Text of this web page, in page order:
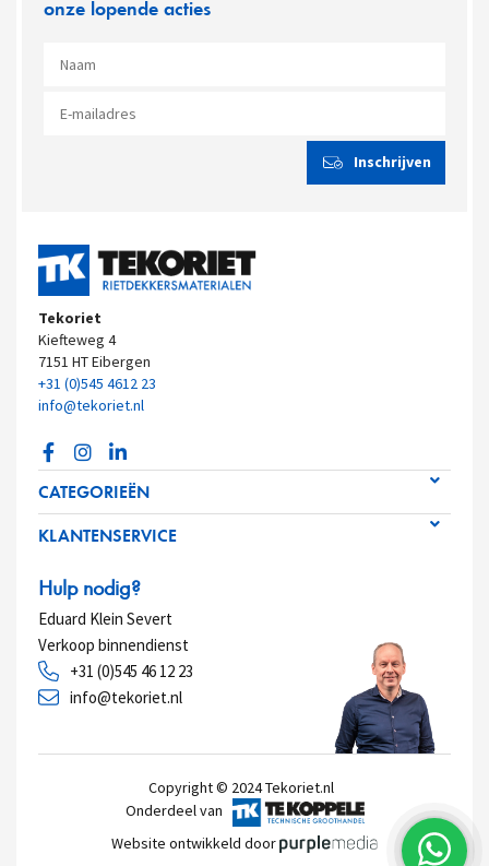
onze lopende acties
Tekoriet
Kiefteweg 4
7151 HT Eibergen
+31 (0)545 4612 23
info@tekoriet.nl
CATEGORIEËN
KLANTENSERVICE
Hulp nodig?
Eduard Klein Severt
Verkoop binnendienst
+31 (0)545 46 12 23
info@tekoriet.nl
Copyright © 2024Tekoriet.nl
Onderdeel van
Website ontwikkeld door